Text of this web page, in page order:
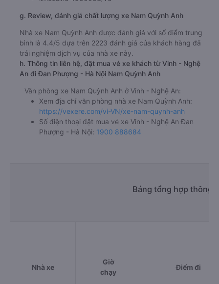
g. Review, đánh giá chất lượng xe Nam Quỳnh Anh
Nhà xe Nam Quỳnh Anh được đánh giá với số điểm trung
bình là 4.4/5 dựa trên 2223 đánh giá của khách hàng đã
trải nghiệm dịch vụ của nhà xe này.
h. Thông tin liên hệ, đặt mua vé xe khách từ Vinh - Nghệ
An đi Đan Phượng - Hà Nội Nam Quỳnh Anh
Văn phòng xe Nam Quỳnh Anh ở Vinh - Nghệ An:
Xem địa chỉ văn phòng nhà xe Nam Quỳnh Anh:
https://vexere.com/vi-VN/xe-nam-quynh-anh
Số điện thoại đặt mua vé xe Vinh - Nghệ An Đan
Phượng - Hà Nội: 1900 888684
Bảng tổng hợp thông
Nhà xe
Giờ
chạy
Điểm đi